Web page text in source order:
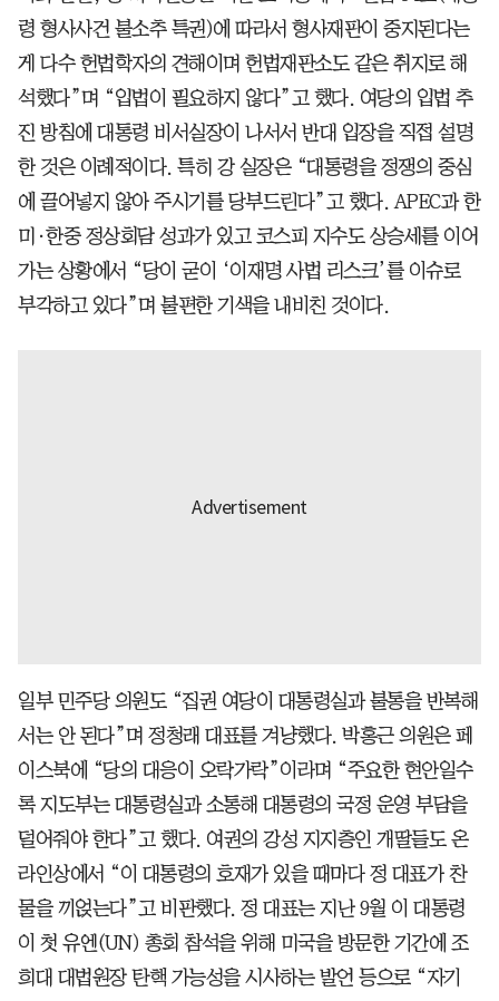
령 형사사건 불소추 특권)에 따라서 형사재판이 중지된다는
게 다수 헌법학자의 견해이며 헌법재판소도 같은 취지로 해
석했다”며 “입법이 필요하지 않다”고 했다. 여당의 입법 추
진 방침에 대통령 비서실장이 나서서 반대 입장을 직접 설명
한 것은 이례적이다. 특히 강 실장은 “대통령을 정쟁의 중심
에 끌어넣지 않아 주시기를 당부드린다”고 했다. APEC과 한
미·한중 정상회담 성과가 있고 코스피 지수도 상승세를 이어
가는 상황에서 “당이 굳이 ‘이재명 사법 리스크’를 이슈로
부각하고 있다”며 불편한 기색을 내비친 것이다.
일부 민주당 의원도 “집권 여당이 대통령실과 불통을 반복해
서는 안 된다”며 정청래 대표를 겨냥했다. 박홍근 의원은 페
이스북에 “당의 대응이 오락가락”이라며 “주요한 현안일수
록 지도부는 대통령실과 소통해 대통령의 국정 운영 부담을
덜어줘야 한다”고 했다. 여권의 강성 지지층인 개딸들도 온
라인상에서 “이 대통령의 호재가 있을 때마다 정 대표가 찬
물을 끼얹는다”고 비판했다. 정 대표는 지난 9월 이 대통령
이 첫 유엔(UN) 총회 참석을 위해 미국을 방문한 기간에 조
희대 대법원장 탄핵 가능성을 시사하는 발언 등으로 “자기